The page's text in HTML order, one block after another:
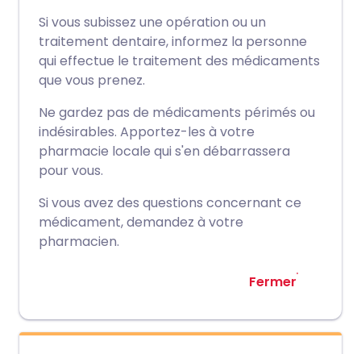
Si vous subissez une opération ou un
traitement dentaire, informez la personne
qui effectue le traitement des médicaments
que vous prenez.
Ne gardez pas de médicaments périmés ou
indésirables. Apportez-les à votre
pharmacie locale qui s'en débarrassera
pour vous.
Si vous avez des questions concernant ce
médicament, demandez à votre
pharmacien.
Fermer